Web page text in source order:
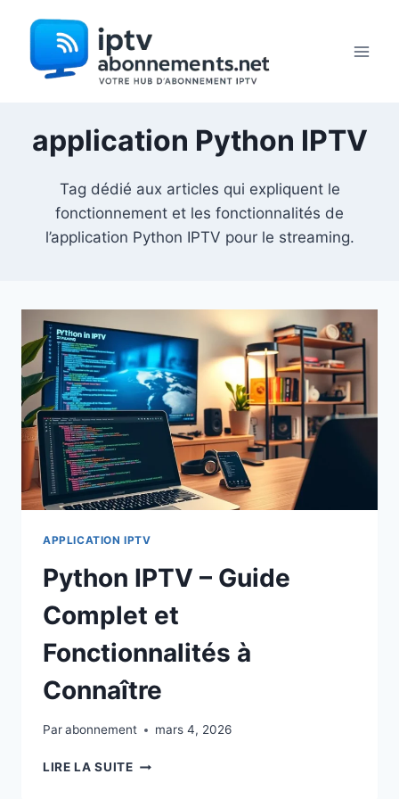
contenu
application Python IPTV
Tag dédié aux articles qui expliquent le
fonctionnement et les fonctionnalités de
l’application Python IPTV pour le streaming.
APPLICATION IPTV
Python IPTV – Guide
Complet et
Fonctionnalités à
Connaître
Parabonnement mars 4, 2026
LIRE LA SUITEPYTHON